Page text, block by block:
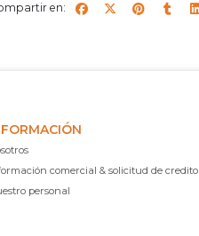
en:
comercial & solicitud de credito
personal